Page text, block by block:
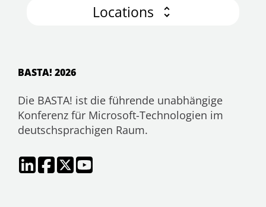
Locations
BASTA! 2026
Die BASTA! ist die führende unabhängige
Konferenz für Microsoft-Technologien im
deutschsprachigen Raum.